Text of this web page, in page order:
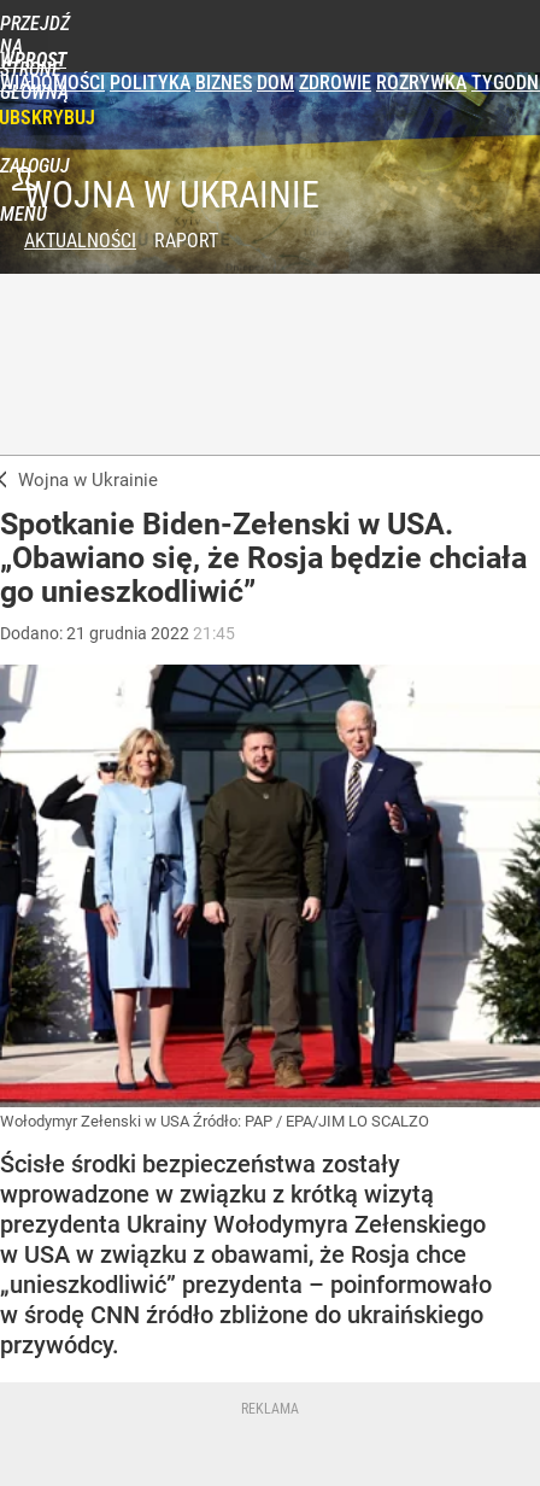
PRZEJDŹ
NA
STRONĘ
GŁÓWNĄ
WPROST
WIADOMOŚCI POLITYKA BIZNES DOM ZDROWIE ROZRYWKA
ZALOGUJ
MENUWOJNA W UKRAINIE
AKTUALNOŚCI RAPORT
Wojna w Ukrainie
Spotkanie Biden-Zełenski w USA.
„Obawiano się, że Rosja będzie chciała
go unieszkodliwić”
Dodano:21 grudnia 2022 21:45
Wołodymyr Zełenski w USA Źródło: PAP / EPA/JIM LO SCALZO
Ścisłe środki bezpieczeństwa zostały
wprowadzone w związku z krótką wizytą
prezydenta Ukrainy Wołodymyra Zełenskiego
w USA w związku z obawami, że Rosja chce
„unieszkodliwić” prezydenta – poinformowało
w środę CNN źródło zbliżone do ukraińskiego
przywódcy.